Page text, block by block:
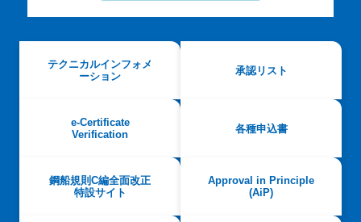
テクニカルインフォメ
ーション
承認リスト
e-Certificate
Verification
各種申込書
鋼船規則C編全面改正
特設サイト
Approval in Principle
(AiP)